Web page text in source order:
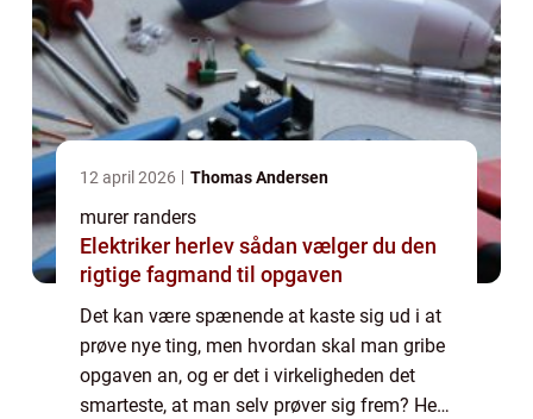
12 april 2026 Thomas Andersen
murer randers
Elektriker herlev sådan vælger du den
rigtige fagmand til opgaven
Det kan være spænende at kaste sig ud i at
prøve nye ting, men hvordan skal man gribe
opgaven an, og er det i virkeligheden det
smarteste, at man selv prøver sig frem? Her i